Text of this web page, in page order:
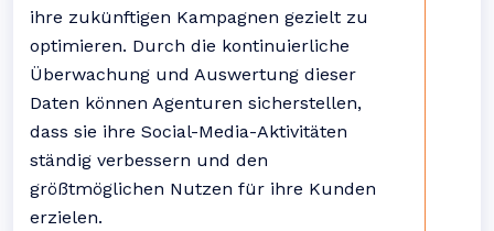
ihre zukünftigen Kampagnen gezielt zu
optimieren. Durch die kontinuierliche
Überwachung und Auswertung dieser
Daten können Agenturen sicherstellen,
dass sie ihre Social-Media-Aktivitäten
ständig verbessern und den
größtmöglichen Nutzen für ihre Kunden
erzielen.